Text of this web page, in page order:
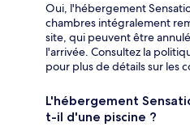
Oui, l'hébergement
chambres intégralement
site, qui peuvent être
l'arrivée. Consultez la
pour plus de détails sur les
L'hébergement
t-il d'une piscine ?